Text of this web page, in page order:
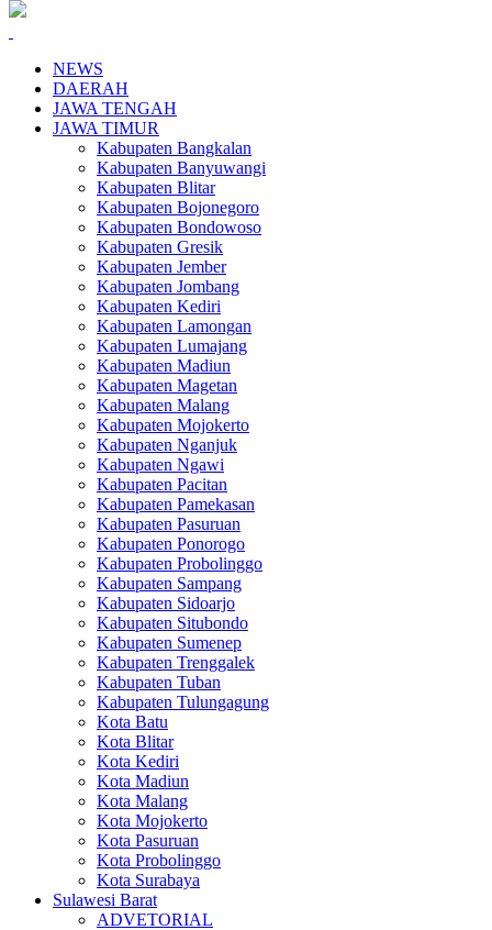
NEWS
DAERAH
JAWA TENGAH
JAWA TIMUR
Kabupaten Bangkalan
Kabupaten Banyuwangi
Kabupaten Blitar
Kabupaten Bojonegoro
Kabupaten Bondowoso
Kabupaten Gresik
Kabupaten Jember
Kabupaten Jombang
Kabupaten Kediri
Kabupaten Lamongan
Kabupaten Lumajang
Kabupaten Madiun
Kabupaten Magetan
Kabupaten Malang
Kabupaten Mojokerto
Kabupaten Nganjuk
Kabupaten Ngawi
Kabupaten Pacitan
Kabupaten Pamekasan
Kabupaten Pasuruan
Kabupaten Ponorogo
Kabupaten Probolinggo
Kabupaten Sampang
Kabupaten Sidoarjo
Kabupaten Situbondo
Kabupaten Sumenep
Kabupaten Trenggalek
Kabupaten Tuban
Kabupaten Tulungagung
Kota Batu
Kota Blitar
Kota Kediri
Kota Madiun
Kota Malang
Kota Mojokerto
Kota Pasuruan
Kota Probolinggo
Kota Surabaya
Sulawesi Barat
ADVETORIAL